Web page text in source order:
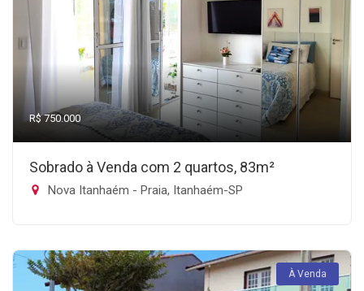
R$ 750.000
Sobrado à Venda com 2 quartos, 83m²
Nova Itanhaém - Praia, Itanhaém-SP
À Venda